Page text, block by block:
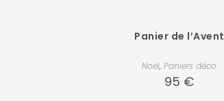
Panier de l’Avent
Noël,Paniers déco
95 €